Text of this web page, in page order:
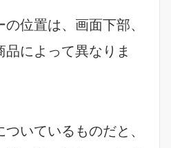
位置は、画面下部、
によって異なりま
いているものだと、